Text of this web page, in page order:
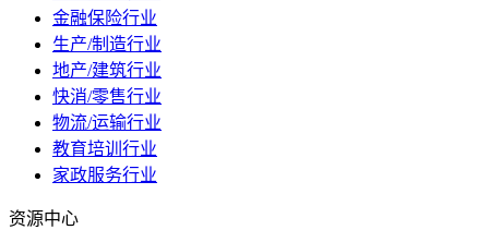
金融保险行业
生产/制造行业
地产/建筑行业
快消/零售行业
物流/运输行业
教育培训行业
家政服务行业
资源中心